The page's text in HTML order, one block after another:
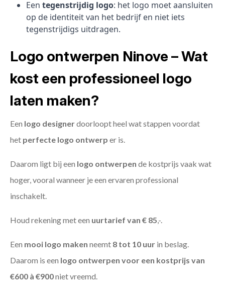
Een tegenstrijdig logo: het logo moet aansluiten
op de identiteit van het bedrijf en niet iets
tegenstrijdigs uitdragen.
Logo ontwerpen Ninove – Wat
kost een professioneel logo
laten maken?
Een logo designerdoorloopt heel wat stappen voordat
het perfecte logo ontwerp er is.
Daarom ligt bij een logo ontwerpen de kostprijs vaak wat
hoger, vooral wanneer je een ervaren professional
inschakelt.
Houd rekening met een uurtarief van € 85,-.
Een mooi logo maken neemt 8 tot 10 uur in beslag.
Daarom is een logo ontwerpen voor een kostprijs van
€600 à €900niet vreemd.